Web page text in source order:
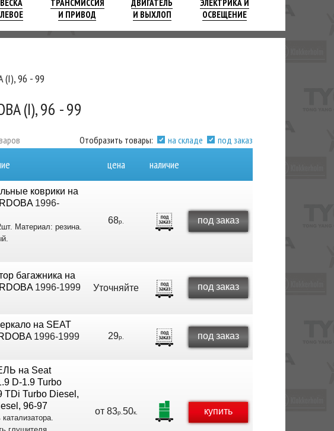
ТРАНСМИССИЯ
И ПРИВОД
ДВИГАТЕЛЬ
И ВЫХЛОП
ЭЛЕКТРИКА И
ОСВЕЩЕНИЕ
(I), 96 - 99
(I), 96 - 99
Отобразить товары: на складе под заказ
цена наличие
коврики на
1996-
Материал: резина.
68р. под заказ
багажника на
1996-1999 Уточняйте под заказ
на SEAT
1996-1999 29р. под заказ
на Seat
D-1.9 Turbo
TDi Turbo Diesel,
96-97
глушителя
от 83р. 50к. купить